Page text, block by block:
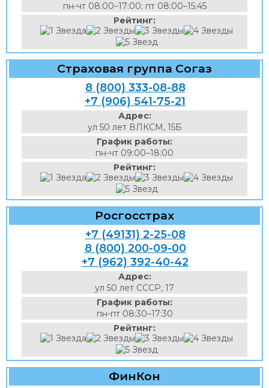
пн-чт 08:00–17:00; пт 08:00–15:45
Рейтинг:
Страховая группа Согаз
8 (800) 333-08-88
+7 (906) 541-75-21
Адрес:
ул 50 лет ВЛКСМ, 15Б
График работы:
пн-чт 09:00–18:00
Рейтинг:
Росгосстрах
+7 (49131) 2-25-08
8 (800) 200-09-00
+7 (962) 392-40-42
Адрес:
ул 50 лет СССР, 17
График работы:
пн-пт 08:30–17:30
Рейтинг:
ФинКон